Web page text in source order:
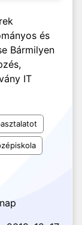
és
Bármilyen
IT